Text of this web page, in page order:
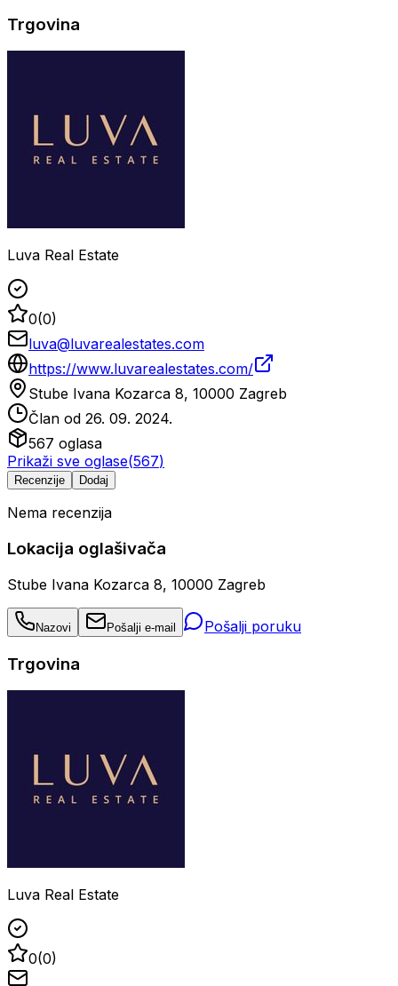
Trgovina
Luva Real Estate
0(0)
luva@luvarealestates.com
https://www.luvarealestates.com/
Stube Ivana Kozarca 8, 10000 Zagreb
Član od 26. 09. 2024.
567 oglasa
Prikaži sve oglase(567)
Recenzije Dodaj
Nema recenzija
Lokacija oglašivača
Stube Ivana Kozarca 8, 10000 Zagreb
Nazovi Pošalji e-mail Pošalji poruku
Trgovina
Luva Real Estate
0(0)